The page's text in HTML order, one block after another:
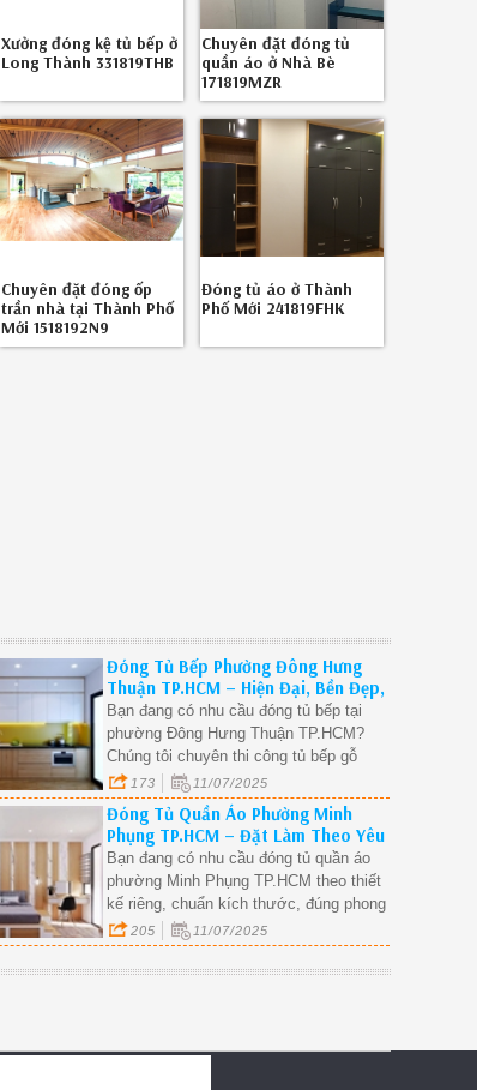
Xưởng đóng kệ tủ bếp ở
Long Thành 331819THB
Chuyên đặt đóng tủ
quần áo ở Nhà Bè
171819MZR
Chuyên đặt đóng ốp
trần nhà tại Thành Phố
Mới 1518192N9
Đóng tủ áo ở Thành
Phố Mới 241819FHK
Đóng Tủ Bếp Phường Đông Hưng
Thuận TP.HCM – Hiện Đại, Bền Đẹp,
Chuẩn Kích Thước.
Bạn đang có nhu cầu đóng tủ bếp tại
phường Đông Hưng Thuận TP.HCM?
Chúng tôi chuyên thi công tủ bếp gỗ
công nghiệp tại phường Đông Hưng
Thuận, thiết kế theo phong cách hiện
đại, chất liệu bền – đẹp – dễ lau chùi,
sản xuất tại xưởng – không qua trung
gian.
173 11/07/2025
Đóng Tủ Quần Áo Phường Minh
Phụng TP.HCM – Đặt Làm Theo Yêu
Cầu, Bền Đẹp, Giá Xưởng.
Bạn đang có nhu cầu đóng tủ quần áo
phường Minh Phụng TP.HCM theo thiết
kế riêng, chuẩn kích thước, đúng phong
cách nội thất? Chúng tôi là đơn vị thi
công tủ quần áo gỗ công nghiệp tại
phường Minh Phụng, sản xuất trực tiếp
205 11/07/2025